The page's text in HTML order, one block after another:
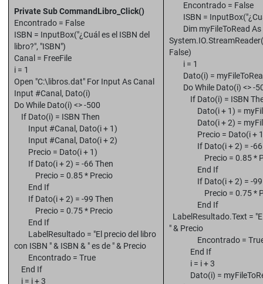
Private Sub CommandLibro_Click()
Encontrado = False
ISBN = InputBox("¿Cuál es el ISBN del
libro?", "ISBN")
Canal = FreeFile
i = 1
Open "C:\libros.dat" For Input As Canal
Input #Canal, Dato(i)
Do While Dato(i) <> -500
If Dato(i) = ISBN Then
Input #Canal, Dato(i + 1)
Input #Canal, Dato(i + 2)
Precio = Dato(i + 1)
If Dato(i + 2) = -66 Then
Precio = 0.85 * Precio
End If
If Dato(i + 2) = -99 Then
Precio = 0.75 * Precio
End If
LabelResultado = "El precio del libro
con ISBN " & ISBN & " es de " & Precio
Encontrado = True
End If
i = i + 3
Encontrado = False
ISBN =
Dim myFileToRead As
False)
i = 1
Dato(i) =
Do While Dato(i) <> -
If Dato(i) = ISBN
Dato(i + 1) =
Dato(i + 2) =
Precio = Dato(i +
If Dato(i + 2) = -66
Precio = 0.85 *
End If
If Dato(i + 2) = -99
Precio = 0.75 *
End If
LabelResultado.Text =
" & Precio
Encontrado =
End If
i = i + 3
Dato(i) =